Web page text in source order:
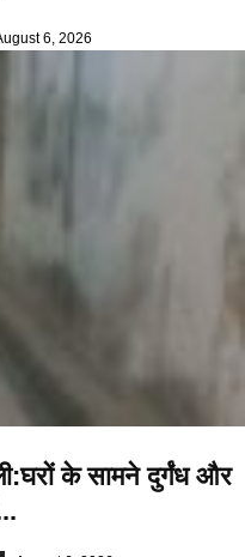
6, 2026
के सामने दुर्गंध और